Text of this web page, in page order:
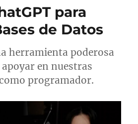
para
de Datos
herramienta poderosa
apoyar en nuestras
programador.